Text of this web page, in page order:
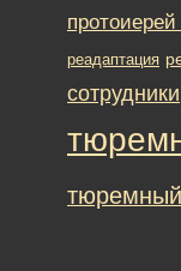
реадаптация
сотрудники